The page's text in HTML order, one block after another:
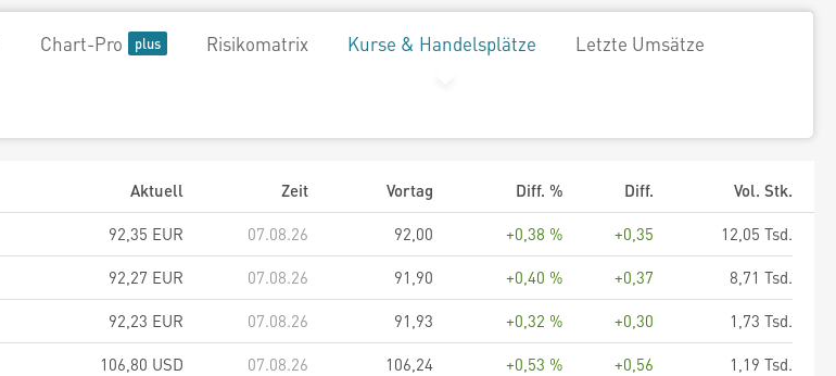
Chart-Pro Risikomatrix Kurse & Handelsplätze Letzte Umsätze
Aktuell Zeit Vortag Diff. % Diff.
Vol. Stk.
92,35 EUR 07.08.26 92,00 +0,38 % +0,35
12,05 Tsd.
92,27 EUR 07.08.26 91,90 +0,40 % +0,37
8,71 Tsd.
92,23 EUR 07.08.26 91,93 +0,32 % +0,30
1,73 Tsd.
106,80 USD 07.08.26 106,24 +0,53 % +0,56
1,19 Tsd.